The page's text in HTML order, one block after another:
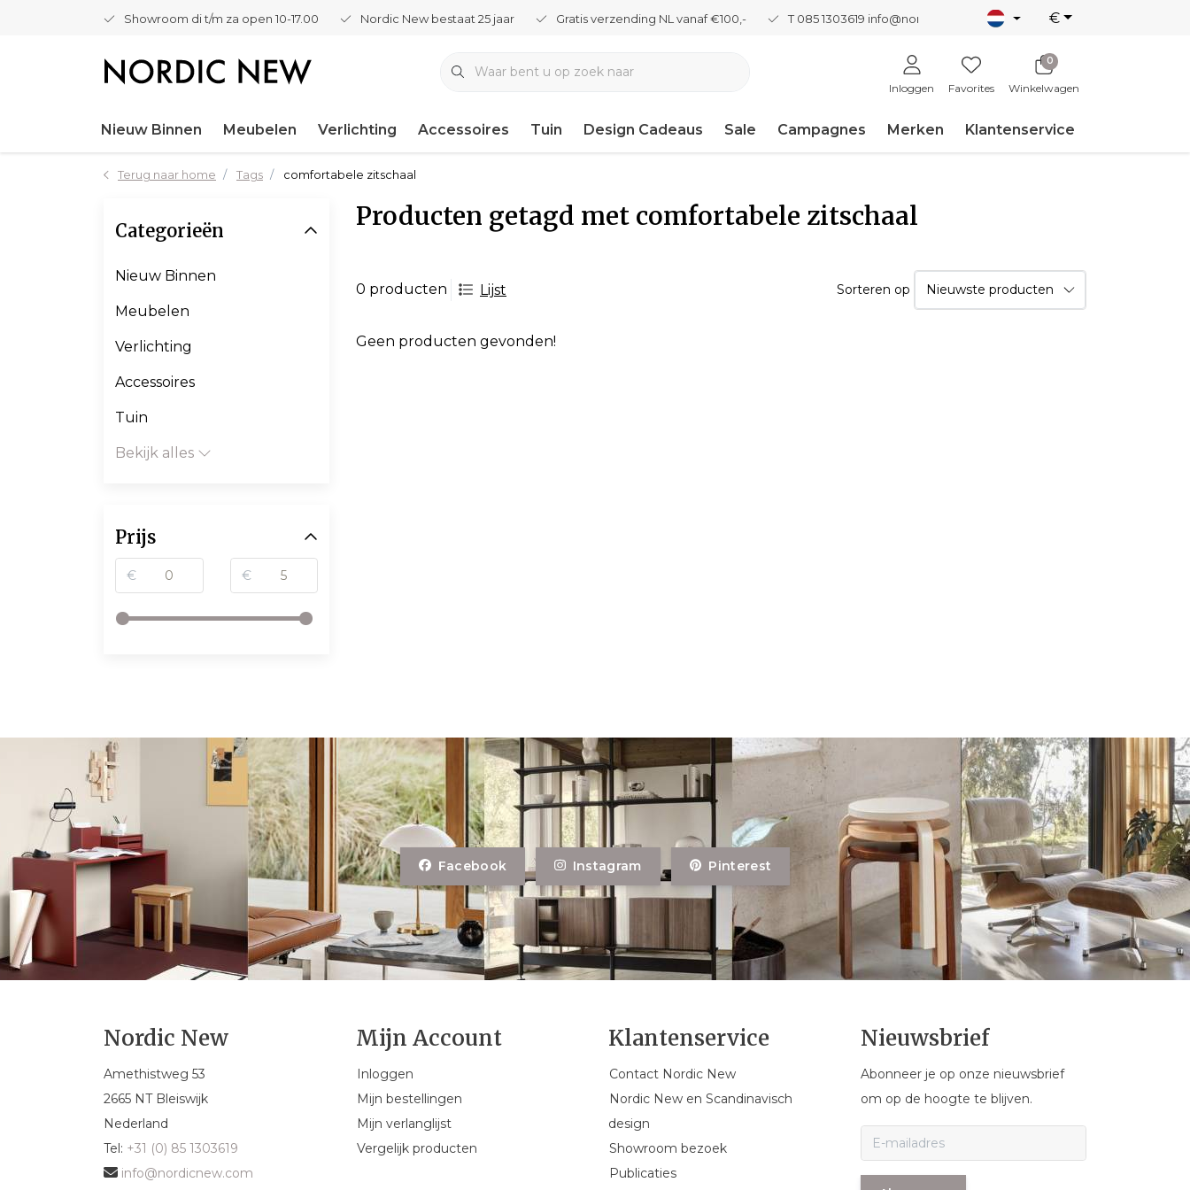
Showroom di t/m za open 10-17.00 Nordic New bestaat 25 jaar Gratis verzending NL vanaf €100,- T 085 1303619 info@nordicnew.nl €
Inloggen Favorites
0
Winkelwagen
Nieuw Binnen Meubelen Verlichting Accessoires Tuin Design Cadeaus Sale Campagnes Merken Klantenservice
Terug naar home Tags comfortabele zitschaal
Producten getagd met comfortabele zitschaal
0 producten Lijst Sorteren op
Geen producten gevonden!
Categorieën
Nieuw Binnen
Meubelen
Verlichting
Accessoires
Tuin
Bekijk alles
Prijs
€ €
Facebook Instagram Pinterest
Nordic New
Amethistweg 53
2665 NT Bleiswijk
Nederland
Tel: +31 (0) 85 1303619
info@nordicnew.com
Mijn Account
Inloggen
Mijn bestellingen
Mijn verlanglijst
Vergelijk producten
Klantenservice
Contact Nordic New
Nordic New en Scandinavisch
design
Showroom bezoek
Publicaties
Nieuwsbrief
Abonneer je op onze nieuwsbrief
om op de hoogte te blijven.